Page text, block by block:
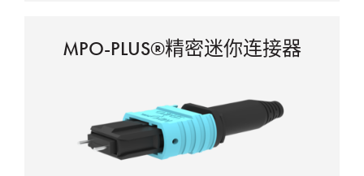
16/32F 偏移键位
MPO-PLUS®精密迷你连接器